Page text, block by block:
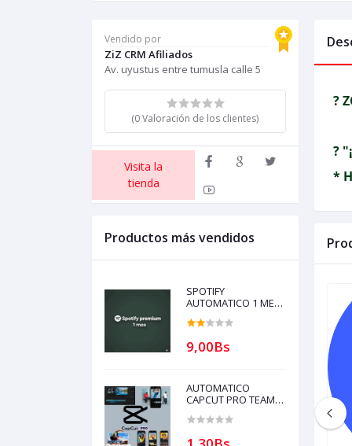
Vendido por
ZiZ CRM Afiliados
Av. uyustus entre tumusla calle 5
(0 Valoración de los clientes)
Visita la
tienda
Productos más vendidos
SPOTIFY
AUTOMATICO 1 MES
PARA REVENDER con
garantía (compra
creditos)
9,00Bs
AUTOMATICO
CAPCUT PRO TEAM 1
PARA
?
?
*